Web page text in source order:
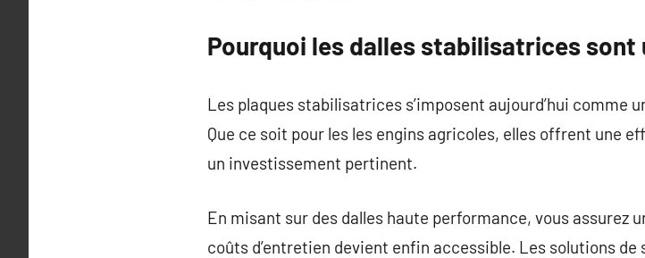
Pourquoi les dalles stabilisatrices sont
Les plaques stabilisatrices s’imposent aujourd’hui comme
Que ce soit pour les les engins agricoles, elles offrent une
un investissement pertinent.
En misant sur des dalles haute performance, vous assurez
coûts d’entretien devient enfin accessible. Les solutions